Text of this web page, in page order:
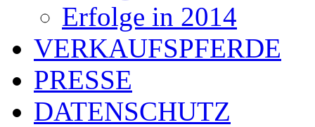
Erfolge in 2014
VERKAUFSPFERDE
PRESSE
DATENSCHUTZ